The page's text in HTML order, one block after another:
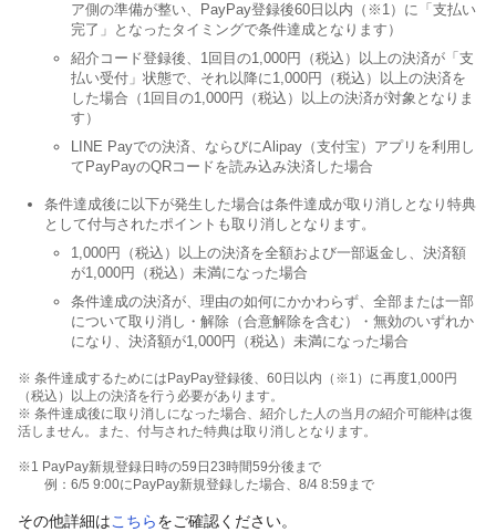
ア側の準備が整い、PayPay登録後60日以内（※1）に「支払い
完了」となったタイミングで条件達成となります）
紹介コード登録後、1回目の1,000円（税込）以上の決済が「支
払い受付」状態で、それ以降に1,000円（税込）以上の決済を
した場合（1回目の1,000円（税込）以上の決済が対象となりま
す）
LINE Payでの決済、ならびにAlipay（支付宝）アプリを利用し
てPayPayのQRコードを読み込み決済した場合
条件達成後に以下が発生した場合は条件達成が取り消しとなり特典
として付与されたポイントも取り消しとなります。
1,000円（税込）以上の決済を全額および一部返金し、決済額
が1,000円（税込）未満になった場合
条件達成の決済が、理由の如何にかかわらず、全部または一部
について取り消し・解除（合意解除を含む）・無効のいずれか
になり、決済額が1,000円（税込）未満になった場合
※ 条件達成するためにはPayPay登録後、60日以内（※1）に再度1,000円
（税込）以上の決済を行う必要があります。
※ 条件達成後に取り消しになった場合、紹介した人の当月の紹介可能枠は復
活しません。また、付与された特典は取り消しとなります。
※1 PayPay新規登録日時の59日23時間59分後まで
例：6/5 9:00にPayPay新規登録した場合、8/4 8:59まで
その他詳細はこちらをご確認ください。